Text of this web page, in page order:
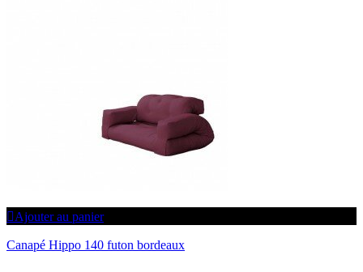
Ajouter au panier
Canapé Hippo 140 futon bordeaux